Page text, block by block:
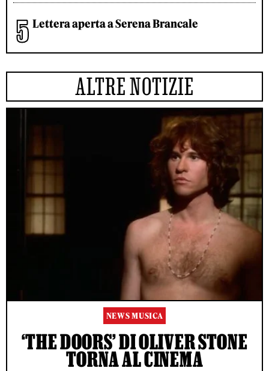
Lettera aperta a Serena Brancale
ALTRE NOTIZIE
NEWS MUSICA
‘THE DOORS’ DI OLIVER STONE
TORNA AL CINEMA